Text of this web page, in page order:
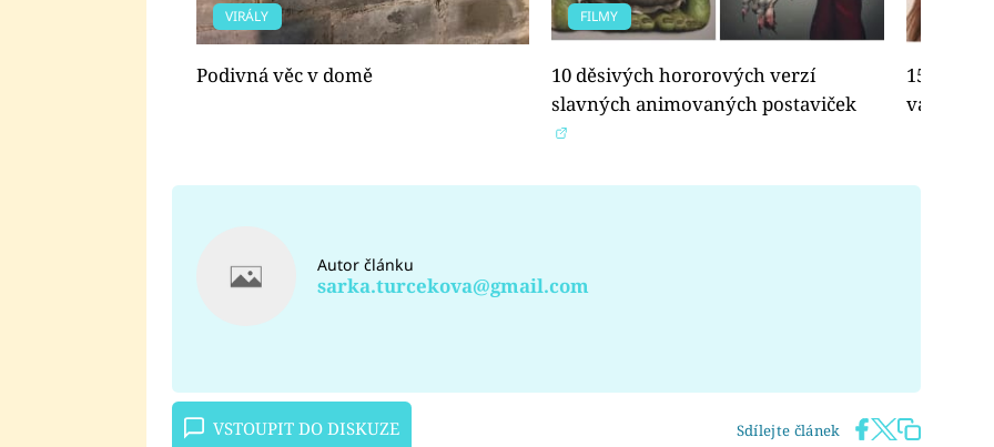
VIRÁLY
Podivná věc v domě
FILMY
10 děsivých hororových verzí
slavných animovaných postaviček
15
vám
Autor článku
sarka.turcekova@gmail.com
VSTOUPIT DO DISKUZE Sdílejte článek